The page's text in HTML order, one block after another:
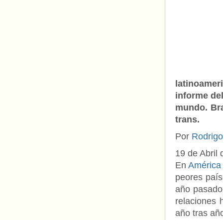
informe
mundo.
trans.
Por
19 de Abril
En
peores
año
relaciones
año tras